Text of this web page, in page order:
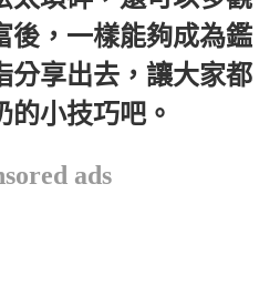
後，一樣能夠成為鑑
分享出去，讓大家都
的小技巧吧。
ads